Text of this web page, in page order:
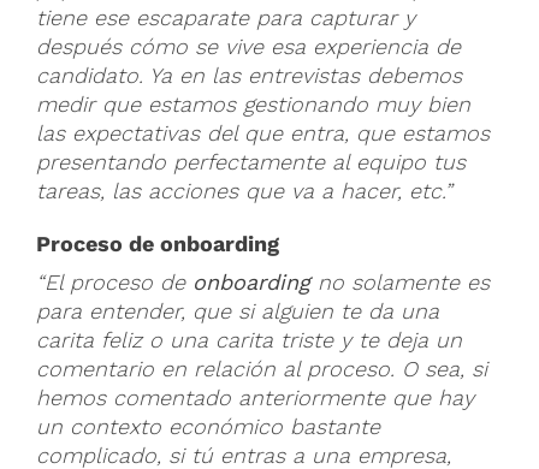
tiene ese escaparate para capturar y
después cómo se vive esa experiencia de
candidato. Ya en las entrevistas debemos
medir que estamos gestionando muy bien
las expectativas del que entra, que estamos
presentando perfectamente al equipo tus
tareas, las acciones que va a hacer, etc.”
Proceso de onboarding
“El proceso deonboardingno solamente es
para entender, que si alguien te da una
carita feliz o una carita triste y te deja un
comentario en relación al proceso. O sea, si
hemos comentado anteriormente que hay
un contexto económico bastante
complicado, si tú entras a una empresa,